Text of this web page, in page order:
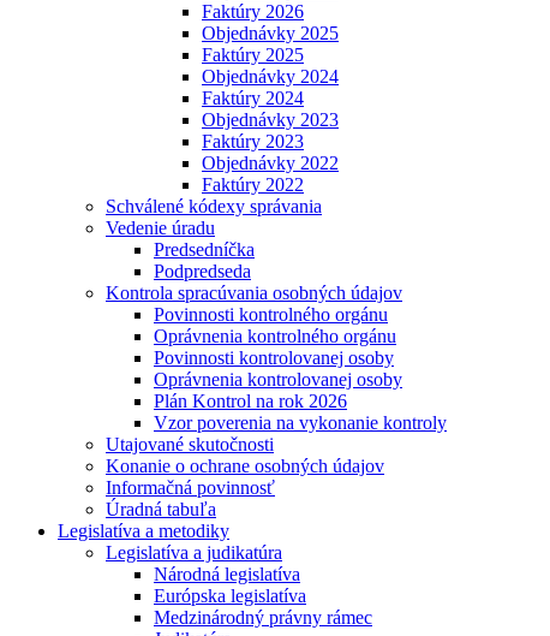
Faktúry 2026
Objednávky 2025
Faktúry 2025
Objednávky 2024
Faktúry 2024
Objednávky 2023
Faktúry 2023
Objednávky 2022
Faktúry 2022
Schválené kódexy správania
Vedenie úradu
Predsedníčka
Podpredseda
Kontrola spracúvania osobných údajov
Povinnosti kontrolného orgánu
Oprávnenia kontrolného orgánu
Povinnosti kontrolovanej osoby
Oprávnenia kontrolovanej osoby
Plán Kontrol na rok 2026
Vzor poverenia na vykonanie kontroly
Utajované skutočnosti
Konanie o ochrane osobných údajov
Informačná povinnosť
Úradná tabuľa
Legislatíva a metodiky
Legislatíva a judikatúra
Národná legislatíva
Európska legislatíva
Medzinárodný právny rámec